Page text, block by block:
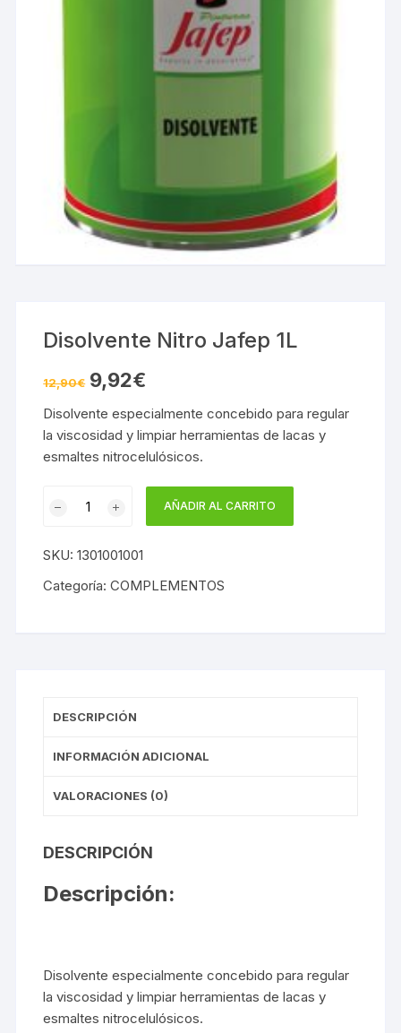
Disolvente Nitro Jafep 1L
12,90€ El
precio
era:
12,90€.
9,92€
es:
9,92€.
Disolvente especialmente concebido para regular
la viscosidad y limpiar herramientas de lacas y
esmaltes nitrocelulósicos.
1L
cantidad
AÑADIR AL CARRITO
SKU:1301001001
Categoría:COMPLEMENTOS
DESCRIPCIÓN
INFORMACIÓN ADICIONAL
VALORACIONES (0)
DESCRIPCIÓN
Descripción:
Disolvente especialmente concebido para regular
la viscosidad y limpiar herramientas de lacas y
esmaltes nitrocelulósicos.